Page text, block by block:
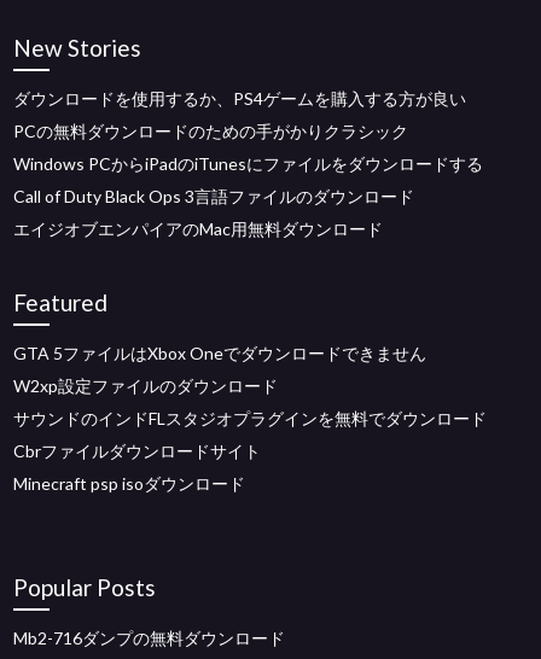
New Stories
ダウンロードを使用するか、PS4ゲームを購入する方が良い
PCの無料ダウンロードのための手がかりクラシック
Windows PCからiPadのiTunesにファイルをダウンロードする
Call of Duty Black Ops 3言語ファイルのダウンロード
エイジオブエンパイアのMac用無料ダウンロード
Featured
GTA 5ファイルはXbox Oneでダウンロードできません
W2xp設定ファイルのダウンロード
サウンドのインドFLスタジオプラグインを無料でダウンロード
Cbrファイルダウンロードサイト
Minecraft psp isoダウンロード
Popular Posts
Mb2-716ダンプの無料ダウンロード